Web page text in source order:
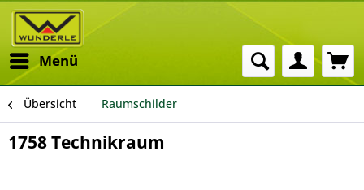
Menü
Übersicht Raumschilder
1758 Technikraum